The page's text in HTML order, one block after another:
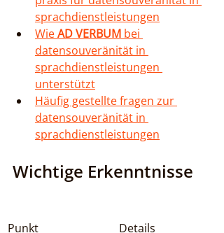
sprachdienstleistungen
Wie AD VERBUM bei
datensouveränität in
sprachdienstleistungen
unterstützt
Häufig gestellte fragen zur
datensouveränität in
sprachdienstleistungen
Wichtige Erkenntnisse
Punkt
Details